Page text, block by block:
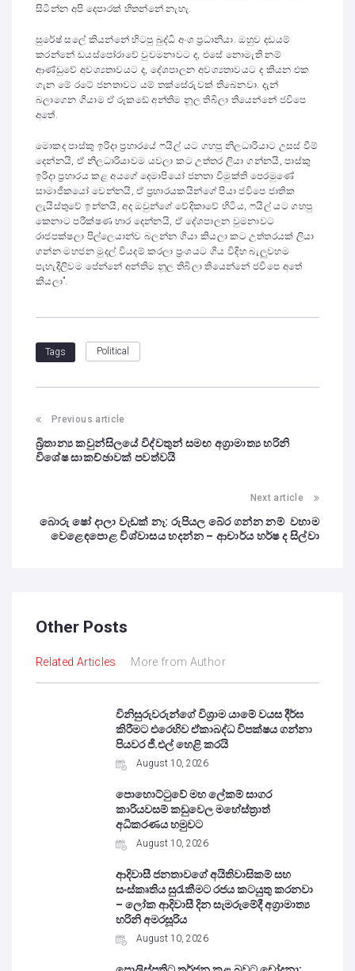
සිටින්න අපි දෙපාරක් හිතන්නේ නැහැ.
සුරේෂ් සලේ කියන්නේ හිටපු බුද්ධි අංශ ප්‍රධානියා. ඔහුව දඩයම්
කරන්නේ ඩයස්පෝරාවේ වුවමනාවට ද, එසේ නොමැති නම්
ආණ්ඩුවේ අවශ්‍යතාවයට ද, දේශපාලන අවශ්‍යතාවයට ද කියන එක
ගැන මේ රටේ ජනතාවට යම් තක්සේරුවක් තිබෙනවා. දැන්
බලාගෙන ගියාම ඒ රූකඩේ අන්තිම නූල තිබිලා තියෙන්නේ ජවිපෙ
අතේ.
මොකද පාස්කු ඉරිදා ප්‍රහාරයේ ෆයිල් යට ගහපු නිලධාරියාට උසස් වීම්
දෙන්නයි, ඒ නිලධාරියාවම යවලා කට උත්තර ලියා ගන්නයි, පාස්කු
ඉරිදා ප්‍රහාරය කළ අයගේ දෙමාපියෝ ජනතා විමුක්ති පෙරමුණේ
සාමාජිකයෝ වෙන්නයි, ඒ ප්‍රහාරයකයින්ගේ පියා ජවිපෙ ජාතික
ලැයිස්තුවේ ඉන්නයි, අද ඔවුන්ගේ වේදිකාවේ හිටිය, ෆයිල් යට ගහපු
කෙනාට පරීක්ෂණ භාර දෙන්නයි, ඒ දේශපාලන වුමනාවට
රාජපක්ෂලා පිල්ලෙයාන්ව බලන්න ගියා කියලා කට උත්තරයක් ලියා
ගන්න මහජන මුදල් වියදම් කරලා ප්‍රංශයට ගිය විදිහ බැලුවහම
පැහැදිලිවම පේන්නේ අන්තිම නූල තිබිලා තියෙන්නේ ජවිපෙ අතේ
කියලා”.
Tags Political
Previous article
බ්‍රිතාන්‍ය කවුන්සිලයේ විද්වතුන් සමඟ අග්‍රාමාත්‍ය හරිනි
විශේෂ සාකච්ඡාවක් පවත්වයි
Next article
බොරු ෂෝ දාලා වැඩක් නෑ: රුපියල බේර ගන්න නම් වහාම
වෙළෙඳපොළ විශ්වාසය හදන්න – ආචාර්ය හර්ෂ ද සිල්වා
Other Posts
Related Articles More from Author
විනිසුරුවරුන්ගේ විශ්‍රාම යාමේ වයස දීර්ඝ
කිරීමට එරෙහිව ඒකාබද්ධ විපක්ෂය ගන්නා
පියවර ජී.එල් හෙළි කරයි
August 10, 2026
පොහොට්ටුවේ මහ ලේකම් සාගර
කාරියවසම් කඩුවෙල මහේස්ත්‍රාත්
අධිකරණය හමුවට
August 10, 2026
ආදිවාසී ජනතාවගේ අයිතිවාසිකම් සහ
සංස්කෘතිය සුරැකීමට රජය කටයුතු කරනවා
– ලෝක ආදිවාසී දින සැමරුමේදී අග්‍රාමාත්‍ය
හරිනි අමරසූරිය
August 10, 2026